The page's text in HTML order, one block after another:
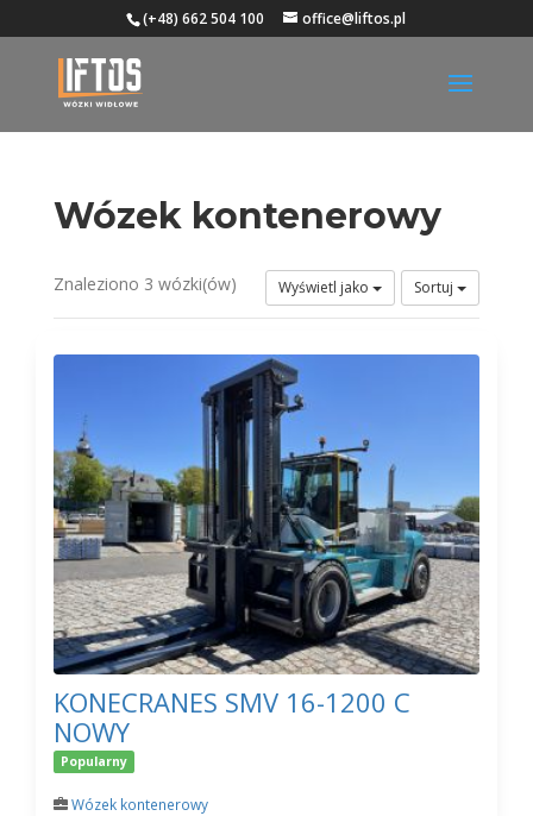
(+48) 662 504 100 office@liftos.pl
Wózek kontenerowy
Znaleziono 3 wózki(ów) Wyświetl jako Sortuj
KONECRANES SMV 16-1200 C
NOWY
Popularny
Wózek kontenerowy